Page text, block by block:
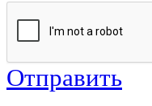
Отправить